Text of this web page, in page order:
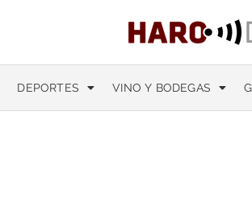
DEPORTES VINO Y BODEGAS